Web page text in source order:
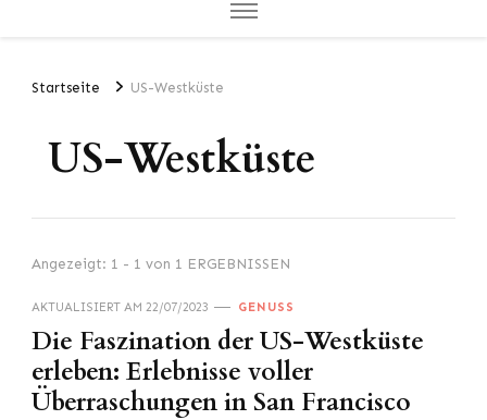
Startseite US-Westküste
US-Westküste
Angezeigt: 1 - 1 von 1 ERGEBNISSEN
AKTUALISIERT AM 22/07/2023 GENUSS
Die Faszination der US-Westküste
erleben: Erlebnisse voller
Überraschungen in San Francisco